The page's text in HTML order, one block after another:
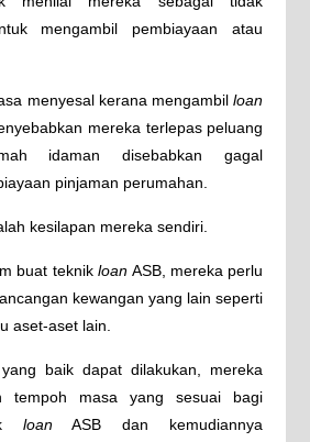
mengambil pembiayaan atau
menyesal kerana mengambilloan
mereka terlepas peluang
idaman disebabkan gagal
pinjaman perumahan.
kesilapan mereka sendiri.
buat teknikloan ASB, mereka perlu
kewangan yang lain seperti
aset-aset lain.
baik dapat dilakukan, mereka
tempoh masa yang sesuai bagi
loanASB dan kemudiannya